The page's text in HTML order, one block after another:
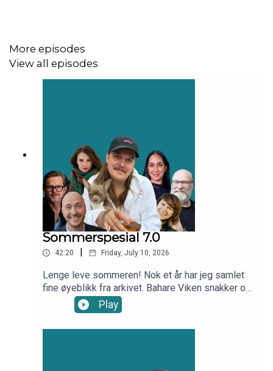
et år og mormonere på hoppeslott.
More episodes
View all episodes
Sommerspesial 7.0
42:20 Friday, July 10, 2026
Lenge leve sommeren! Nok et år har jeg samlet
fine øyeblikk fra arkivet. Bahare Viken snakker om
hvordan det var å bli kalt personlighetsløs på
«Farmen kjendis», Ingar Helge Gimle snakker om
at det er viktig å sette pris på de unge som
Play